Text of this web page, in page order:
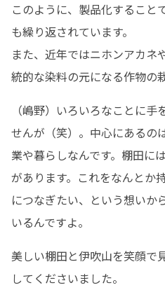
このように、製品化すること
も繰り返されています。
また、近年ではニホンアカネ
統的な染料の元になる作物の
（嶋野）いろいろなことに
せんが（笑）。中心にあるの
業や暮らしなんです。棚田に
があります。これをなんとか
につなぎたい、という想いか
いるんですよ。
美しい棚田と伊吹山を笑顔で
してくださいました。